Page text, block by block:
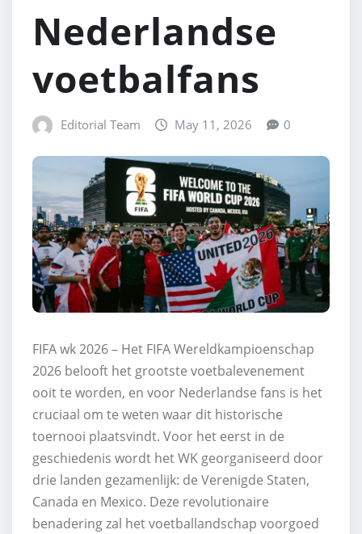
Nederlandse
voetbalfans
Editorial Team May 11, 2026 0
FIFA wk 2026 – Het FIFA Wereldkampioenschap
2026 belooft het grootste voetbalevenement
ooit te worden, en voor Nederlandse fans is het
cruciaal om te weten waar dit historische
toernooi plaatsvindt. Voor het eerst in de
geschiedenis wordt het WK georganiseerd door
drie landen gezamenlijk: de Verenigde Staten,
Canada en Mexico. Deze revolutionaire
benadering zal het voetballandschap voorgoed